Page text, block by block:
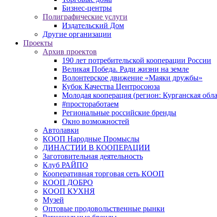
Бизнес-центры
Полиграфические услуги
Издательский Дом
Другие организации
Проекты
Архив проектов
190 лет потребительской кооперации России
Великая Победа. Ради жизни на земле
Волонтерское движение «Маяки дружбы»
Кубок Качества Центросоюза
Молодая кооперация (регион: Курганская
#простоработаем
Региональные российские бренды
Окно возможностей
Автолавки
КООП Народные Промыслы
ДИНАСТИИ В КООПЕРАЦИИ
Заготовительная деятельность
Клуб РАЙПО
Кооперативная торговая сеть КООП
КООП ДОБРО
КООП КУХНЯ
Музей
Оптовые продовольственные рынки